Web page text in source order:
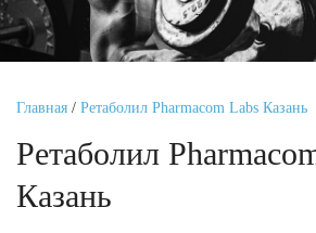
Главная / Ретаболил Pharmacom Labs Казань
Ретаболил
Казань